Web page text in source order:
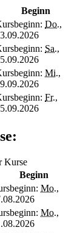
Beginn
Do.,
Sa.,
Mi.,
Fr.,
Kurse
Beginn
Mo.,
Mo.,